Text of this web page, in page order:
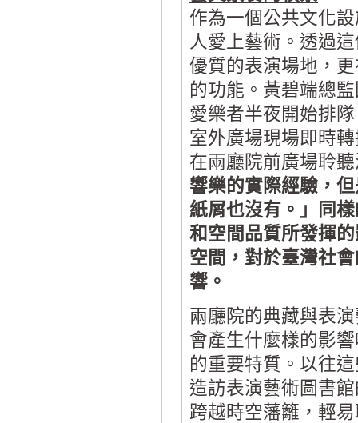
作為一個公共文化
人愛上藝術。透過
優質的表演場地，
的功能。黃碧端總
愛樂者半夜開始排
室外廣場現場即時
在兩廳院前廣場聆
響樂的實際經驗，
紙屑也沒有。」同
和空間品質所發揮
空間，對於臺灣社
響。
兩廳院的典藏與表
會產生什麼樣的影
的重要特質。以往
造訪表演藝術圖書
跨越時空藩籬，輕